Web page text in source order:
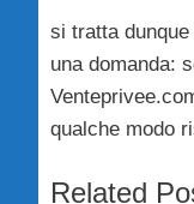
si tratta dunque
una domanda:
qualche modo
Related